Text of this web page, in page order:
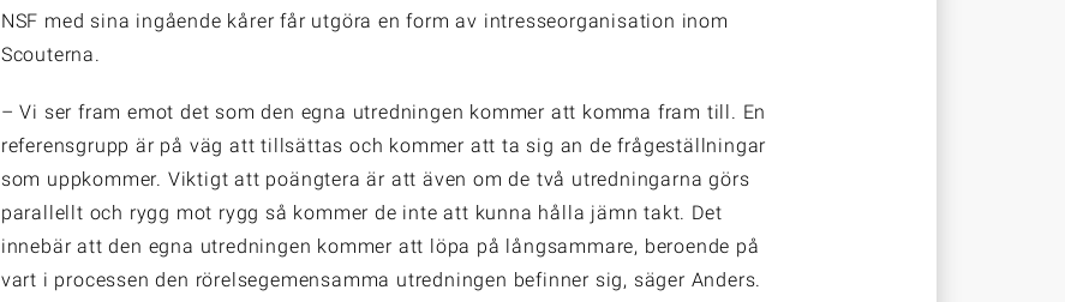
NSF med sina ingående kårer får utgöra en form av intresseorganisation inom
Scouterna.
– Vi ser fram emot det som den egna utredningen kommer att komma fram till. En
referensgrupp är på väg att tillsättas och kommer att ta sig an de frågeställningar
som uppkommer. Viktigt att poängtera är att även om de två utredningarna görs
parallellt och rygg mot rygg så kommer de inte att kunna hålla jämn takt. Det
innebär att den egna utredningen kommer att löpa på långsammare, beroende på
vart i processen den rörelsegemensamma utredningen befinner sig, säger Anders.